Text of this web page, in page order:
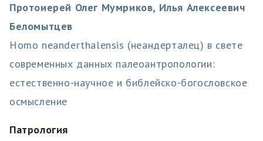
Протоиерей Олег Мумриков, Илья Алексеевич
Беломытцев
Homo neanderthalensis (неандерталец) в свете
современных данных палеоантропологии:
естественно-научное и библейско-богословское
осмысление
Патрология